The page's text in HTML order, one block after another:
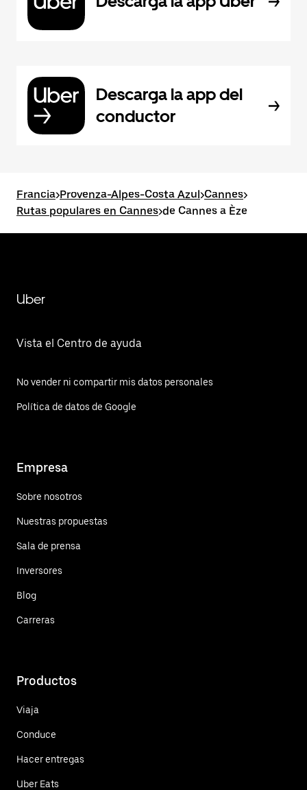
Descarga la app del
conductor
Francia>Provenza-Alpes-Costa Azul>Cannes>
Rutas populares en Cannes>de Cannes a Èze
Uber
Vista el Centro de ayuda
No vender ni compartir mis datos personales
Política de datos de Google
Empresa
Sobre nosotros
Nuestras propuestas
Sala de prensa
Inversores
Blog
Carreras
Productos
Viaja
Conduce
Hacer entregas
Uber Eats